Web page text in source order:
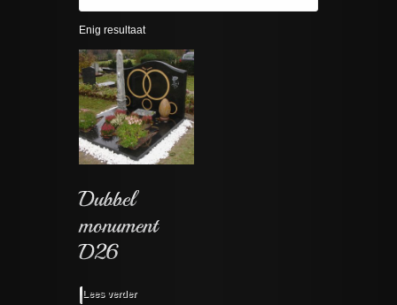
Enig resultaat
Lees verder